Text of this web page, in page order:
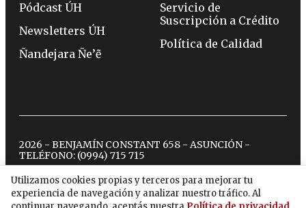
Utilizamos cookies propias y terceros para mejorar tu
experiencia de navegación y analizar nuestro tráfico. Al
Pódcast ÚH
Newsletters ÚH
Ñandejara Ñe’ẽ
Servicio de
Suscripción a Crédito
Política de Calidad
2026 - BENJAMÍN CONSTANT 658 - ASUNCIÓN -
TELÉFONO: (0994) 715 715
twitterinstagram
facebook
tiktokyoutubespotify